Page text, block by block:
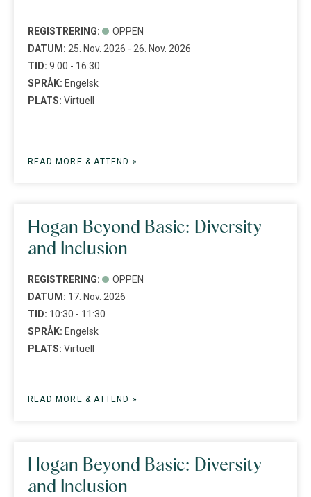
REGISTRERING:
ÖPPEN
DATUM: 25. Nov. 2026 - 26. Nov. 2026
TID: 9:00 - 16:30
SPRÅK: Engelsk
PLATS: Virtuell
READ MORE & ATTEND »
Hogan Beyond Basic: Diversity
and Inclusion
REGISTRERING:
ÖPPEN
DATUM: 17. Nov. 2026
TID: 10:30 - 11:30
SPRÅK: Engelsk
PLATS: Virtuell
READ MORE & ATTEND »
Hogan Beyond Basic: Diversity
and Inclusion